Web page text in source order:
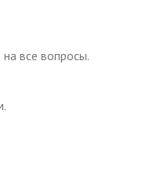
все вопросы.